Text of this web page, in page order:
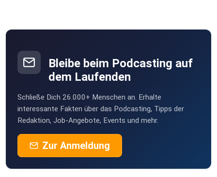
Bleibe beim Podcasting auf
dem Laufenden
Schließe Dich 26.000+ Menschen an. Erhalte
interessante Fakten über das Podcasting, Tipps der
Redaktion, Job-Angebote, Events und mehr.
Zur Anmeldung